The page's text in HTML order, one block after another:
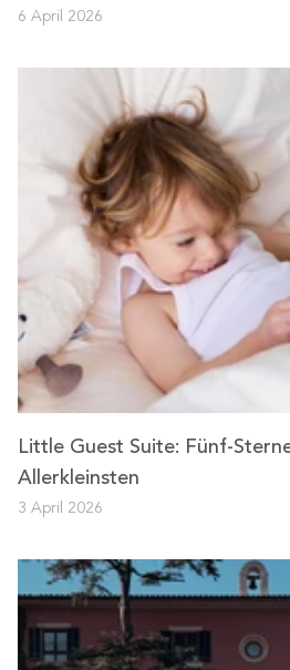
6 April 2026
Little Guest Suite: Fünf-
Allerkleinsten
3 April 2026